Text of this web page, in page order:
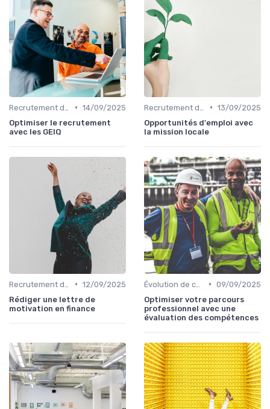
• 14/09/2025
Optimiser le recrutement
avec les GEIQ
• 13/09/2025
Opportunités d'emploi avec
la mission locale
• 12/09/2025
Rédiger une lettre de
motivation en finance
• 09/09/2025
Optimiser votre parcours
professionnel avec une
évaluation des compétences